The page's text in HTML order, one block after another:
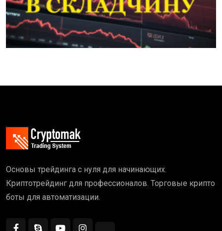
Основы трейдинга с нуля для начинающих.
Криптотрейдинг для профессионалов. Торговые крипто
боты для автоматизации.